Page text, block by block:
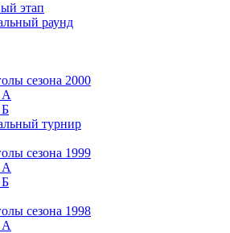
этап
раунд
сезона 2000
А
Б
турнир
сезона 1999
А
Б
сезона 1998
А